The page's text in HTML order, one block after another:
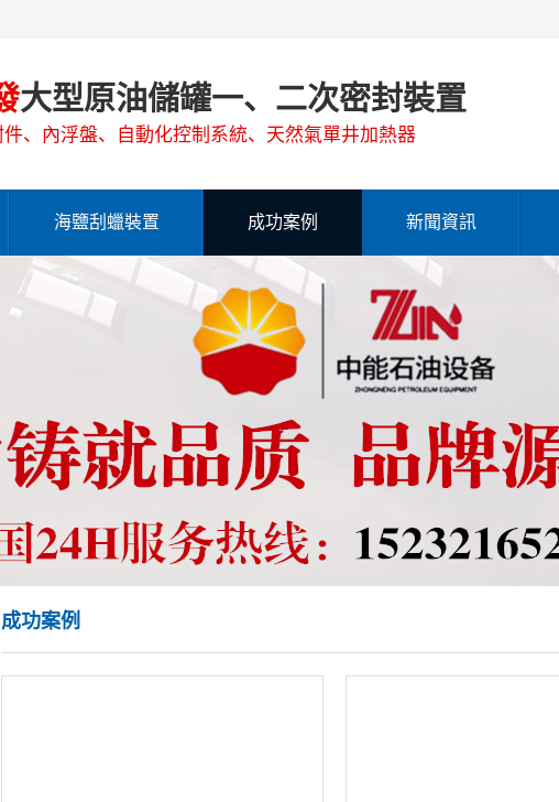
大型原油儲罐一、二次密封裝置
、內浮盤、自動化控制系統、天然氣單井加熱器
海鹽刮蠟裝置 成功案例 新聞資訊
成功案例